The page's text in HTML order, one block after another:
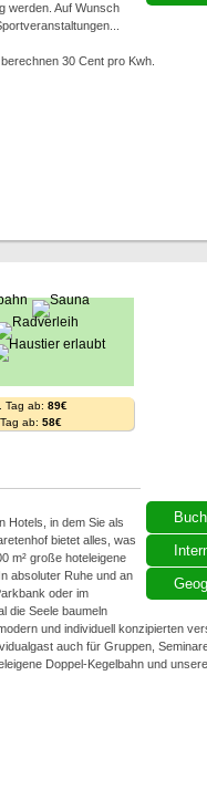
werden. Auf Wunsch
30 Cent pro Kwh.
Tag ab: 89€
ab: 58€
Hotels, in dem Sie als
bietet alles, was
m² große hoteleigene
absoluter Ruhe und an
oder im
die Seele baumeln
und individuell konzipierten
auch für Gruppen,
Doppel-Kegelbahn und